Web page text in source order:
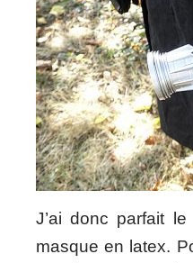
J’ai donc parfait
masque en latex.